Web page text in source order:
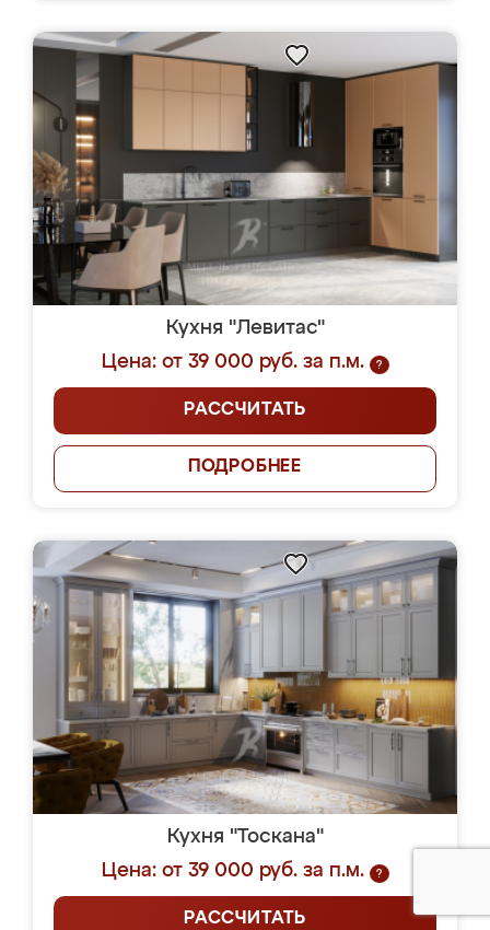
Кухня "Левитас"
Цена: от 39 000 руб. за п.м.
?
РАССЧИТАТЬ
ПОДРОБНЕЕ
Кухня "Тоскана"
Цена: от 39 000 руб. за п.м.
?
РАССЧИТАТЬ